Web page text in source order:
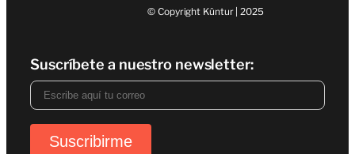
© Copyright Küntur | 2025
Suscríbete a nuestro newsletter: